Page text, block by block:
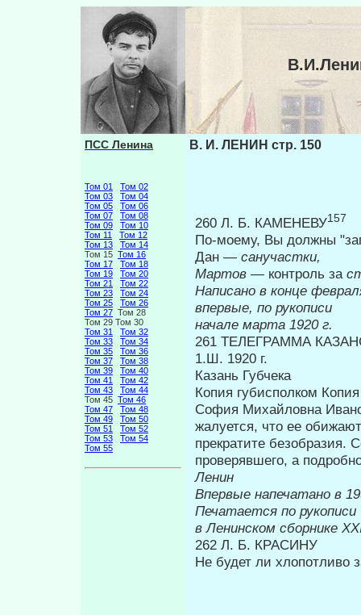
ПСС Ленина
Том 01
Том 02
Том 03
Том 04
Том 05
Том 06
Том 07
Том 08
Том 09
Том 10
Том 11
Том 12
Том 13
Том 14
Том 15 Том 16
Том 17
Том 18
Том 19
Том 20
Том 21
Том 22
Том 23
Том 24
Том 25
Том 26
Том 27 Том 28
Том 29 Том 30
Том 31
Том 32
Том 33
Том 34
Том 35
Том 36
Том 37
Том 38
Том 39
Том 40
Том 41
Том 42
Том 43
Том 44
Том 45 Том 46
Том 47
Том 48
Том 49
Том 50
Том 51
Том 52
Том 53
Том 54
Том 55
В. И. ЛЕНИН стр. 150
260 Л. Б. КАМЕНЕВУ157
По-моему, Вы должны
Дан — санучастки,
Мартов — контроль за
Написано в конце
впервые, по рукописи
начале марта 1920 г.
261 ТЕЛЕГРАММА
1.Ш. 1920 г.
Казань Губчека
Копия губисполком
София Михайловна
жалуется, что ее
прекратите
проверявшего, а
Ленин
Впервые
Печатается по рукописи
в Ленинском сборнике
262 Л. Б. КРАСИНУ
Не будет ли хлопотливо